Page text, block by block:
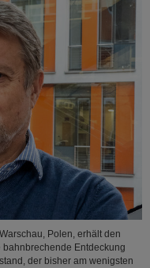
Polen, erhält den
bahnbrechende Entdeckung
der bisher am wenigsten